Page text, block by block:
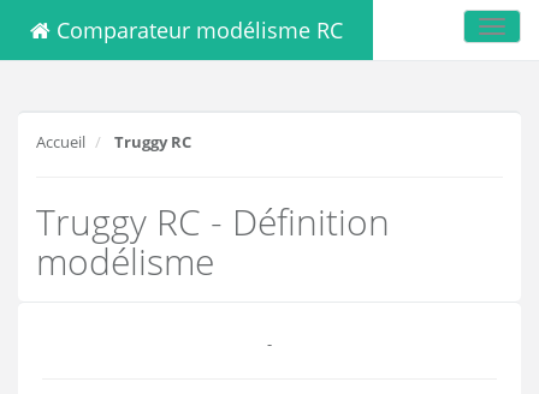
Comparateur modélisme RC
Accueil Truggy RC
Truggy RC - Définition
modélisme
-